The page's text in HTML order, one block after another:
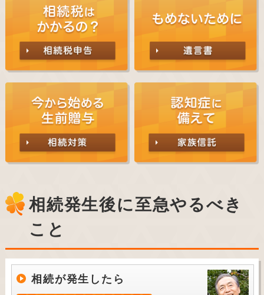
相続発生後に至急やるべき
こと
相続が発生したら